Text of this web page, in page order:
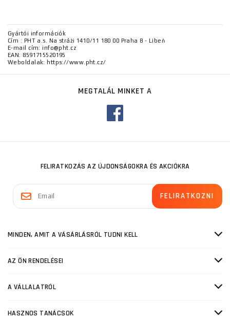
Gyártói információk
Cím : PHT a.s. Na stráži 1410/11 180 00 Praha 8 - Libeň
E-mail cím: info@pht.cz
EAN: 8591715520195
Weboldalak: https://www.pht.cz/
MEGTALÁL MINKET A
FELIRATKOZÁS AZ ÚJDONSÁGOKRA ÉS AKCIÓKRA
MINDEN, AMIT A VÁSÁRLÁSRÓL TUDNI KELL
AZ ÖN RENDELÉSEI
A VÁLLALATRÓL
HASZNOS TANÁCSOK